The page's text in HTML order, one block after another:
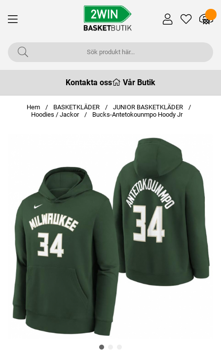
Kontakta oss Vår Butik
Hem BASKETKLÄDER
JUNIOR BASKETKLÄDER
Hoodies / Jackor
Bucks-Antetokounmpo Hoody Jr